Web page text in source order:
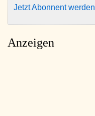
Jetzt Abonnent werden
Anzeigen